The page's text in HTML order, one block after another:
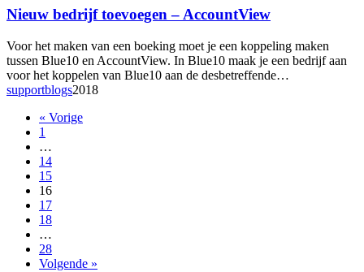
toevoegen
AccountView
Nieuw bedrijf toevoegen – AccountView
Voor het maken van een boeking moet je een koppeling maken
tussen Blue10 en AccountView. In Blue10 maak je een bedrijf aan
voor het koppelen van Blue10 aan de desbetreffende…
supportblogs2018
« Vorige
1
…
14
15
16
17
18
…
28
Volgende »